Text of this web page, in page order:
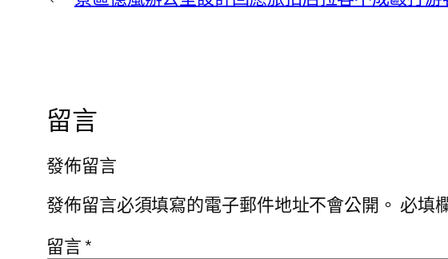
留言
發佈留言
發佈留言必須填寫的電子郵件地址不會公開。 必填
留言*